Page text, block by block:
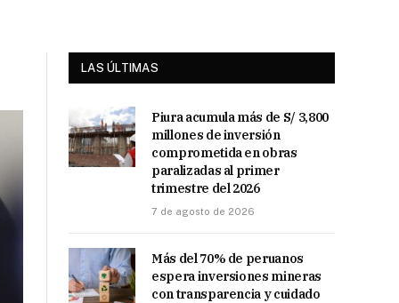
LAS ÚLTIMAS
Piura acumula más de S/ 3,800
millones de inversión
comprometida en obras
paralizadas al primer
trimestre del 2026
7 de agosto de 2026
Más del 70% de peruanos
espera inversiones mineras
con transparencia y cuidado